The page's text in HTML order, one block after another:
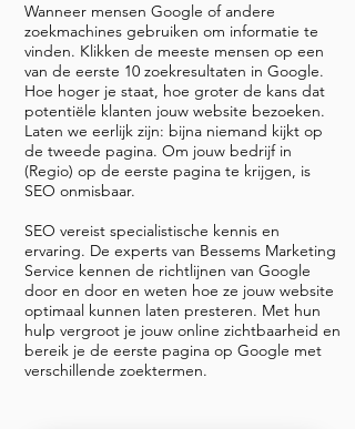
Wanneer mensen Google of andere
zoekmachines gebruiken om informatie te
vinden. Klikken de meeste mensen op een
van de eerste 10 zoekresultaten in Google.
Hoe hoger je staat, hoe groter de kans dat
potentiële klanten jouw website bezoeken.
Laten we eerlijk zijn: bijna niemand kijkt op
de tweede pagina. Om jouw bedrijf in
(Regio) op de eerste pagina te krijgen, is
SEO onmisbaar.
SEO vereist specialistische kennis en
ervaring. De experts van Bessems Marketing
Service kennen de richtlijnen van Google
door en door en weten hoe ze jouw website
optimaal kunnen laten presteren. Met hun
hulp vergroot je jouw online zichtbaarheid en
bereik je de eerste pagina op Google met
verschillende zoektermen.